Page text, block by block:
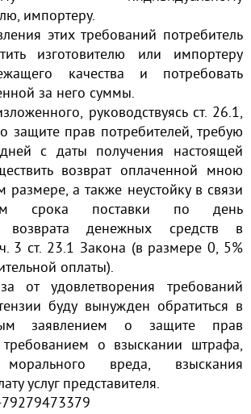
импортеру.
этих требований потребитель
изготовителю или импортеру
качества и потребовать
за него суммы.
руководствуясь ст. 26.1,
защите прав потребителей, требую
с даты получения настоящей
возврат оплаченной мною
а также неустойку в связи
срока поставки по день
возврата денежных средств в
3 ст. 23.1 Закона (в размере 0, 5%
оплаты).
от удовлетворения требований
буду вынужден обратиться в
заявлением о защите прав
требованием о взыскании штрафа,
вреда, взыскания
услуг представителя.